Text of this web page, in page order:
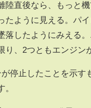
陸直後なら、もっと
たように見える。パ
落したようにみえる
り、2つともエンジン
停止したことを示
。